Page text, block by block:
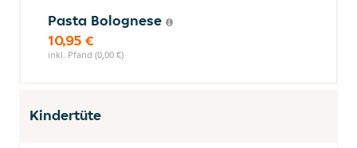
Pasta Bolognese
10,95 €
inkl. Pfand (0,00 €)
Kindertüte